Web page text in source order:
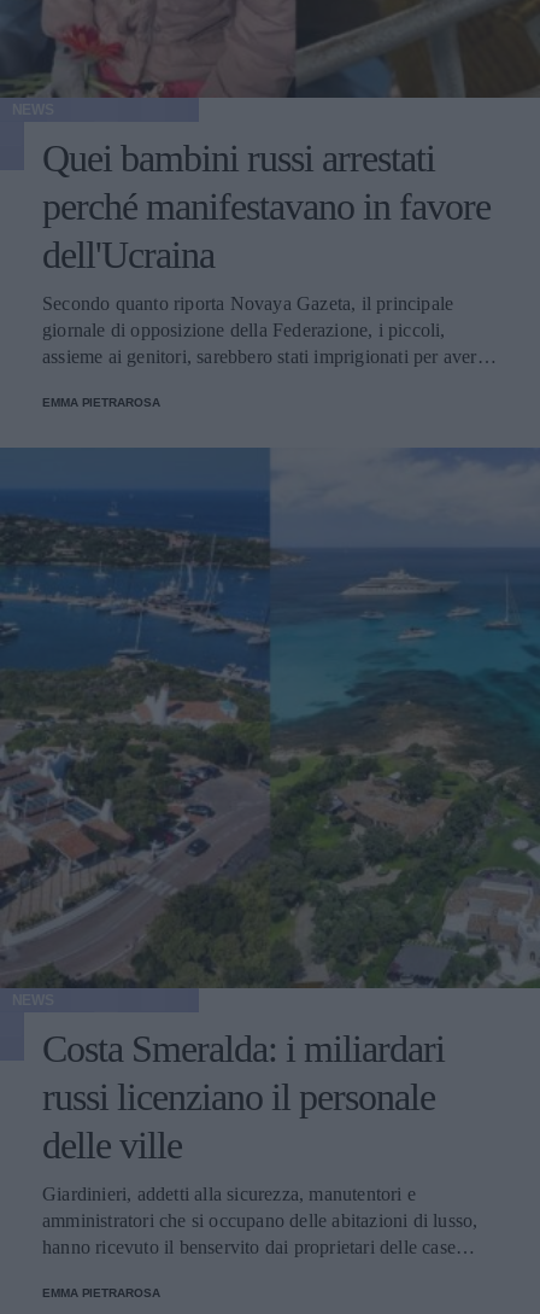
Quei bambini russi arrestati
perché manifestavano in favore
dell'Ucraina
Secondo quanto riporta Novaya Gazeta, il principale
giornale di opposizione della Federazione, i piccoli,
assieme ai genitori, sarebbero stati imprigionati per aver
Mosca.
EMMA PIETRAROSA
Costa Smeralda: i miliardari
russi licenziano il personale
delle ville
Giardinieri, addetti alla sicurezza, manutentori e
amministratori che si occupano delle abitazioni di lusso,
hanno ricevuto il benservito dai proprietari delle case
causa dell'embargo che l'Unione Europea ha imposto ai
EMMA PIETRAROSA